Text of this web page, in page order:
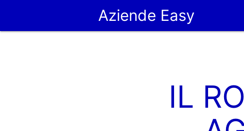
Aziende Easy
IL